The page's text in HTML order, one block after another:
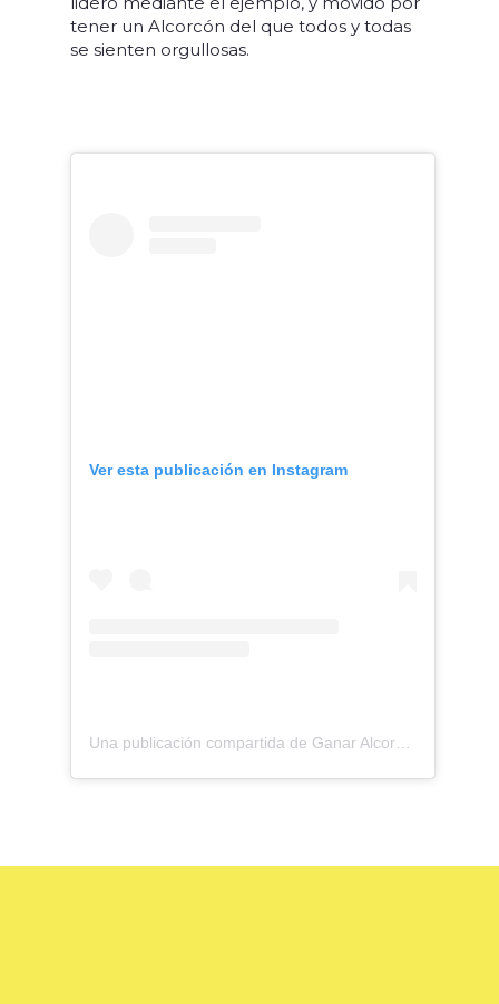
tener un Alcorcón del que todos y todas
se sienten orgullosas.
Ver esta publicación en Instagram